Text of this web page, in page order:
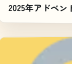
2025年アドベ